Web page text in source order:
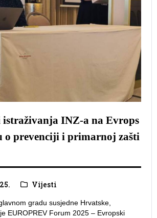
INZ-a na Evrops
o prevenciji i primarnoj zašti
Vijesti
gradu susjedne Hrvatske,
EUROPREV Forum 2025 – Evropski